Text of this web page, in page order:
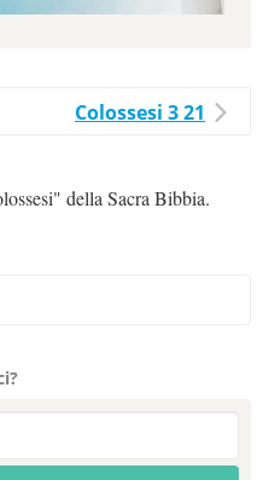
Colossesi 3 21
della Sacra Bibbia.